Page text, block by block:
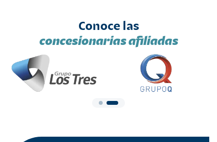
Conoce las
concesionarias afiliadas